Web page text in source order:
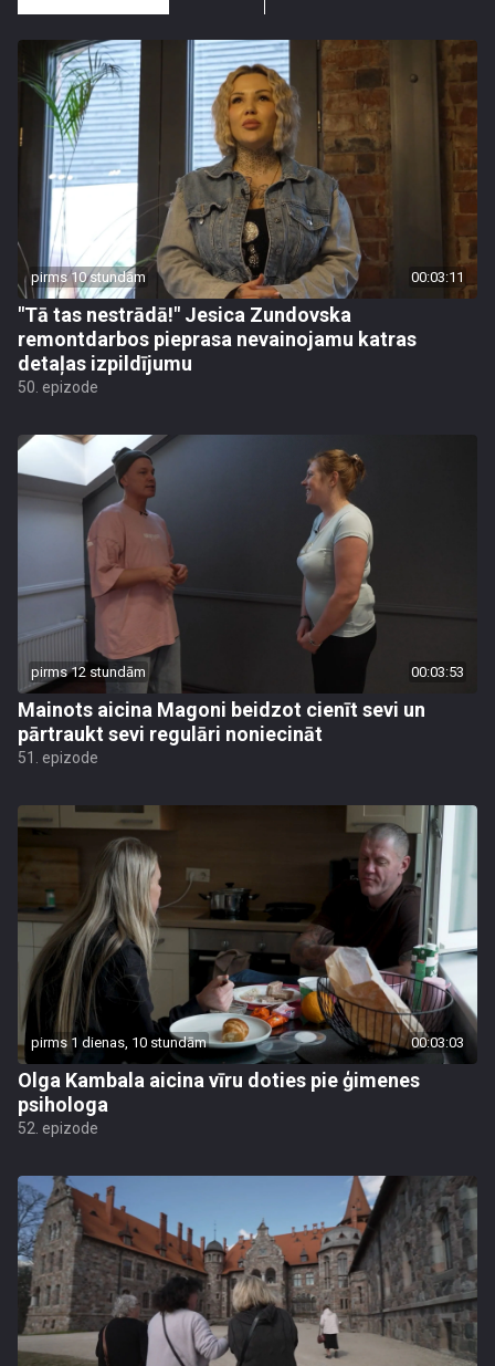
pirms 10 stundām 00:03:11
"Tā tas nestrādā!" Jesica Zundovska
remontdarbos pieprasa nevainojamu katras
detaļas izpildījumu
50. epizode
pirms 12 stundām 00:03:53
Mainots aicina Magoni beidzot cienīt sevi un
pārtraukt sevi regulāri noniecināt
51. epizode
pirms 1 dienas, 10 stundām 00:03:03
Olga Kambala aicina vīru doties pie ģimenes
psihologa
52. epizode